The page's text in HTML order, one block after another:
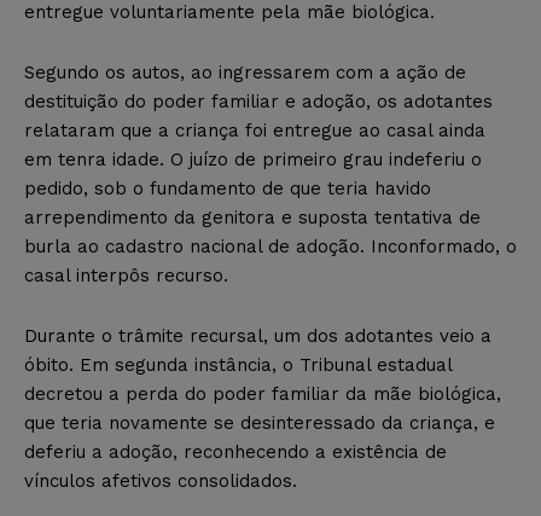
entregue voluntariamente pela mãe biológica.
Segundo os autos, ao ingressarem com a ação de
destituição do poder familiar e adoção, os adotantes
relataram que a criança foi entregue ao casal ainda
em tenra idade. O juízo de primeiro grau indeferiu o
pedido, sob o fundamento de que teria havido
arrependimento da genitora e suposta tentativa de
burla ao cadastro nacional de adoção. Inconformado, o
casal interpôs recurso.
Durante o trâmite recursal, um dos adotantes veio a
óbito. Em segunda instância, o Tribunal estadual
decretou a perda do poder familiar da mãe biológica,
que teria novamente se desinteressado da criança, e
deferiu a adoção, reconhecendo a existência de
vínculos afetivos consolidados.